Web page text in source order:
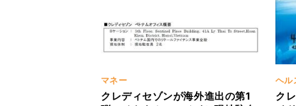
マネー
クレディセゾンが海外進出の第1
ヘル
ク